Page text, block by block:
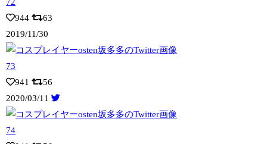
944
63
2019/11/30
941
56
2020/03/11